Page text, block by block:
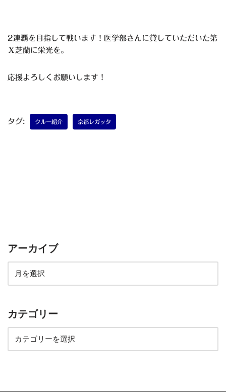
2連覇を目指して戦います！医学部さんに貸していただいた第
Ⅹ芝蘭に栄光を。
応援よろしくお願いします！
タグ: クルー紹介 京都レガッタ
アーカイブ
カテゴリー